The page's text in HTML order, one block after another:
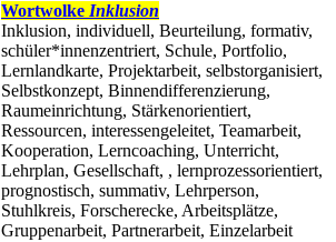
Wortwolke Inklusion
Inklusion, individuell, Beurteilung, formativ,
schüler*innenzentriert, Schule, Portfolio,
Lernlandkarte, Projektarbeit, selbstorganisiert,
Selbstkonzept, Binnendifferenzierung,
Raumeinrichtung, Stärkenorientiert,
Ressourcen, interessengeleitet, Teamarbeit,
Kooperation, Lerncoaching, Unterricht,
Lehrplan, Gesellschaft, , lernprozessorientiert,
prognostisch, summativ, Lehrperson,
Stuhlkreis, Forscherecke, Arbeitsplätze,
Gruppenarbeit, Partnerarbeit, Einzelarbeit